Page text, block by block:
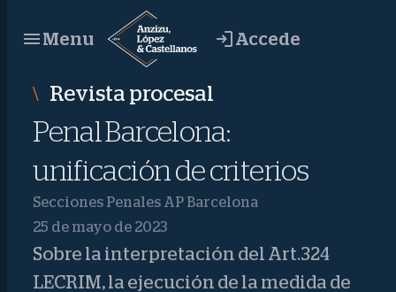
contenido
Menu Accede
Revista procesal
Penal Barcelona:
unificación de criterios
Secciones Penales AP Barcelona
25 de mayo de 2023
Sobre la interpretación del Art.324
LECRIM, la ejecución de la medida de